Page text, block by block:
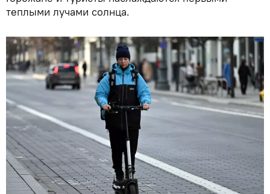
теплыми лучами солнца.